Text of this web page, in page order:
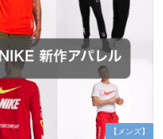
【メンズ】